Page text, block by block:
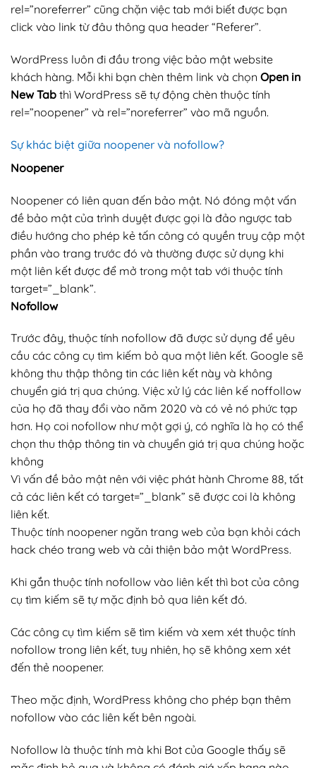
rel=”noreferrer” cũng chặn việc tab mới biết được bạn
click vào link từ đâu thông qua header “Referer”.
WordPress luôn đi đầu trong việc bảo mật website
khách hàng. Mỗi khi bạn chèn thêm link và chọn Open in
New Tab thì WordPress sẽ tự động chèn thuộc tính
rel=”noopener” và rel=”noreferrer” vào mã nguồn.
Sự khác biệt giữa noopener và nofollow?
Noopener
Noopener có liên quan đến bảo mật. Nó đóng một vấn
đề bảo mật của trình duyệt được gọi là đảo ngược tab
điều hướng cho phép kẻ tấn công có quyền truy cập một
phần vào trang trước đó và thường được sử dụng khi
một liên kết được để mở trong một tab với thuộc tính
target=”_blank”.
Nofollow
Trước đây, thuộc tính nofollow đã được sử dụng để yêu
cầu các công cụ tìm kiếm bỏ qua một liên kết. Google sẽ
không thu thập thông tin các liên kết này và không
chuyển giá trị qua chúng. Việc xử lý các liên kế noffollow
của họ đã thay đổi vào năm 2020 và có vẻ nó phức tạp
hơn. Họ coi nofollow như một gợi ý, có nghĩa là họ có thể
chọn thu thập thông tin và chuyển giá trị qua chúng hoặc
không
Vì vấn đề bảo mật nên với việc phát hành Chrome 88, tất
cả các liên kết có target=”_blank” sẽ được coi là không
liên kết.
Thuộc tính noopener ngăn trang web của bạn khỏi cách
hack chéo trang web và cải thiện bảo mật WordPress.
Khi gắn thuộc tính nofollow vào liên kết thì bot của công
cụ tìm kiếm sẽ tự mặc định bỏ qua liên kết đó.
Các công cụ tìm kiếm sẽ tìm kiếm và xem xét thuộc tính
nofollow trong liên kết, tuy nhiên, họ sẽ không xem xét
đến thẻ noopener.
Theo mặc định, WordPress không cho phép bạn thêm
nofollow vào các liên kết bên ngoài.
Nofollow là thuộc tính mà khi Bot của Google thấy sẽ